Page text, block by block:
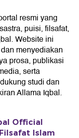
resmi yang
puisi, filsafat,
Website ini
menyediakan
prosa, publikasi
serta
studi dan
Allama Iqbal.
Official
Islam